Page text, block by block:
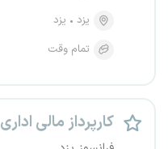
یزد
یزد
تمام وقت
کارپرداز مالی اداری